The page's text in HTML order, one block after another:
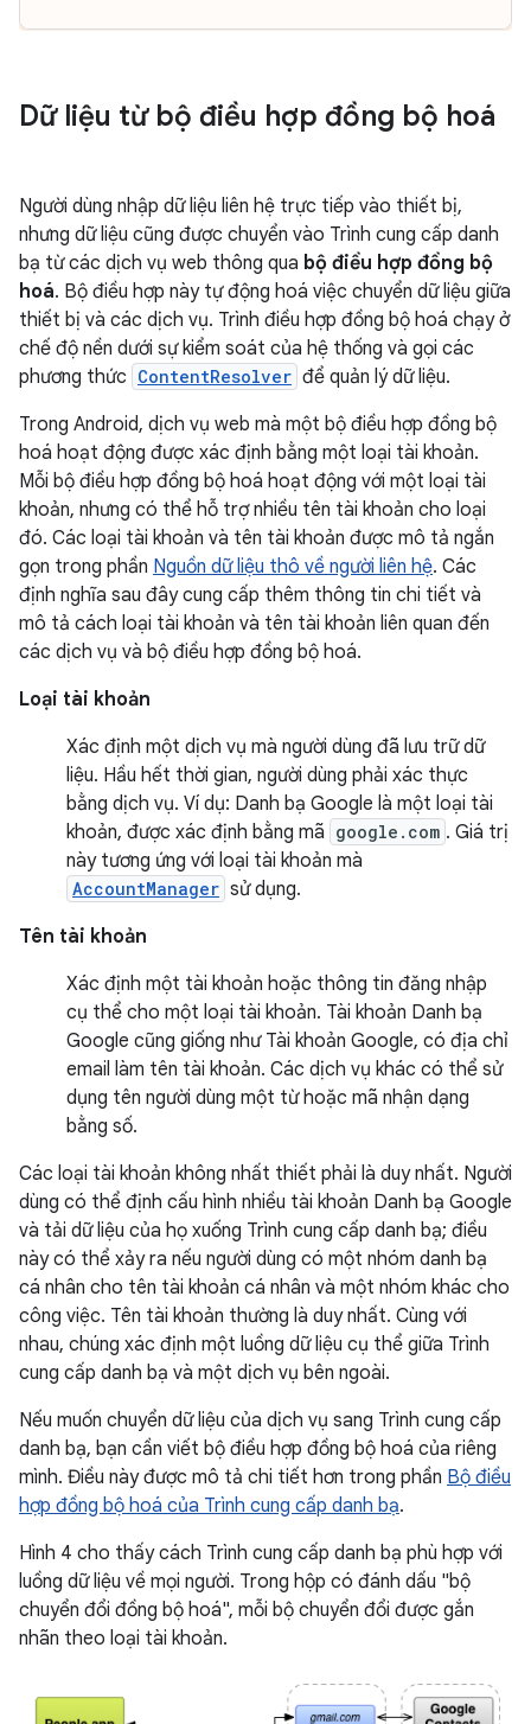
Dữ liệu từ bộ điều hợp đồng bộ hoá
Người dùng nhập dữ liệu liên hệ trực tiếp vào thiết bị,
nhưng dữ liệu cũng được chuyển vào Trình cung cấp danh
bạ từ các dịch vụ web thông qua bộ điều hợp đồng bộ
hoá. Bộ điều hợp này tự động hoá việc chuyển dữ liệu giữa
thiết bị và các dịch vụ. Trình điều hợp đồng bộ hoá chạy ở
chế độ nền dưới sự kiểm soát của hệ thống và gọi các
phương thức ContentResolver để quản lý dữ liệu.
Trong Android, dịch vụ web mà một bộ điều hợp đồng bộ
hoá hoạt động được xác định bằng một loại tài khoản.
Mỗi bộ điều hợp đồng bộ hoá hoạt động với một loại tài
khoản, nhưng có thể hỗ trợ nhiều tên tài khoản cho loại
đó. Các loại tài khoản và tên tài khoản được mô tả ngắn
gọn trong phần Nguồn dữ liệu thô về người liên hệ. Các
định nghĩa sau đây cung cấp thêm thông tin chi tiết và
mô tả cách loại tài khoản và tên tài khoản liên quan đến
các dịch vụ và bộ điều hợp đồng bộ hoá.
Loại tài khoản
Xác định một dịch vụ mà người dùng đã lưu trữ dữ
liệu. Hầu hết thời gian, người dùng phải xác thực
bằng dịch vụ. Ví dụ: Danh bạ Google là một loại tài
khoản, được xác định bằng mã google.com . Giá trị
này tương ứng với loại tài khoản mà
AccountManager sử dụng.
Tên tài khoản
Xác định một tài khoản hoặc thông tin đăng nhập
cụ thể cho một loại tài khoản. Tài khoản Danh bạ
Google cũng giống như Tài khoản Google, có địa chỉ
email làm tên tài khoản. Các dịch vụ khác có thể sử
dụng tên người dùng một từ hoặc mã nhận dạng
bằng số.
Các loại tài khoản không nhất thiết phải là duy nhất. Người
dùng có thể định cấu hình nhiều tài khoản Danh bạ Google
và tải dữ liệu của họ xuống Trình cung cấp danh bạ; điều
này có thể xảy ra nếu người dùng có một nhóm danh bạ
cá nhân cho tên tài khoản cá nhân và một nhóm khác cho
công việc. Tên tài khoản thường là duy nhất. Cùng với
nhau, chúng xác định một luồng dữ liệu cụ thể giữa Trình
cung cấp danh bạ và một dịch vụ bên ngoài.
Nếu muốn chuyển dữ liệu của dịch vụ sang Trình cung cấp
danh bạ, bạn cần viết bộ điều hợp đồng bộ hoá của riêng
mình. Điều này được mô tả chi tiết hơn trong phần Bộ điều
hợp đồng bộ hoá của Trình cung cấp danh bạ.
Hình 4 cho thấy cách Trình cung cấp danh bạ phù hợp với
luồng dữ liệu về mọi người. Trong hộp có đánh dấu "bộ
chuyển đổi đồng bộ hoá", mỗi bộ chuyển đổi được gắn
nhãn theo loại tài khoản.